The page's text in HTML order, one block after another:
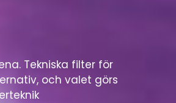
Tekniska filter för
och valet görs